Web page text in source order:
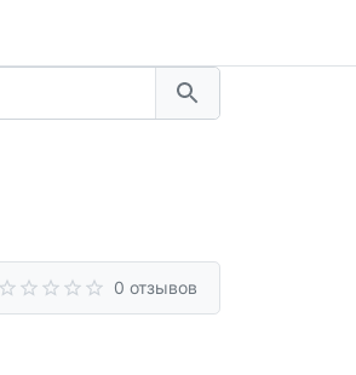
0 отзывов